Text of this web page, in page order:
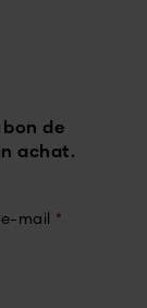
de
achat.
mail *